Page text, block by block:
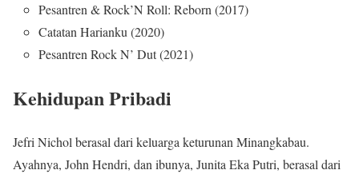
Pesantren & Rock’N Roll: Reborn (2017)
Catatan Harianku (2020)
Pesantren Rock N’ Dut (2021)
Kehidupan Pribadi
Jefri Nichol berasal dari keluarga keturunan Minangkabau.
Ayahnya, John Hendri, dan ibunya, Junita Eka Putri, berasal dari